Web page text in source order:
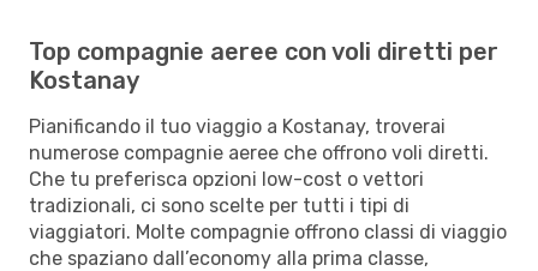
Top compagnie aeree con voli diretti per
Kostanay
Pianificando il tuo viaggio a Kostanay, troverai
numerose compagnie aeree che offrono voli diretti.
Che tu preferisca opzioni low-cost o vettori
tradizionali, ci sono scelte per tutti i tipi di
viaggiatori. Molte compagnie offrono classi di viaggio
che spaziano dall’economy alla prima classe,